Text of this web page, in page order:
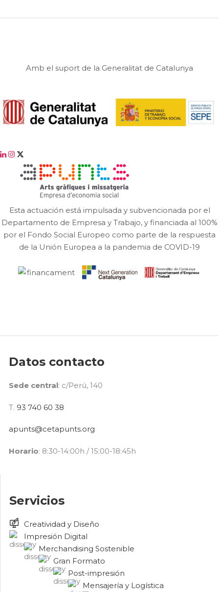
Amb el suport de la Generalitat de Catalunya
Esta actuación está impulsada y subvencionada por el
Departamento de Empresa y Trabajo, y financiada al 100%
por el Fondo Social Europeo como parte de la respuesta
de la Unión Europea a la pandemia de COVID-19
Datos contacto
Sede central: c/Perú, 140
T. 93 740 60 38
apunts@cetapunts.org
Horario: 8:30-14:00h / 15:00-18:45h
Servicios
Creatividad y Diseño
Impresión Digital
Merchandising Sostenible
Gran Formato
Post-impresión
Mensajería y Logística